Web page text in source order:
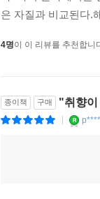
은 자질과 비교된다.
4명이 이 리뷰를 추천합니
종이책 구매 "취향이